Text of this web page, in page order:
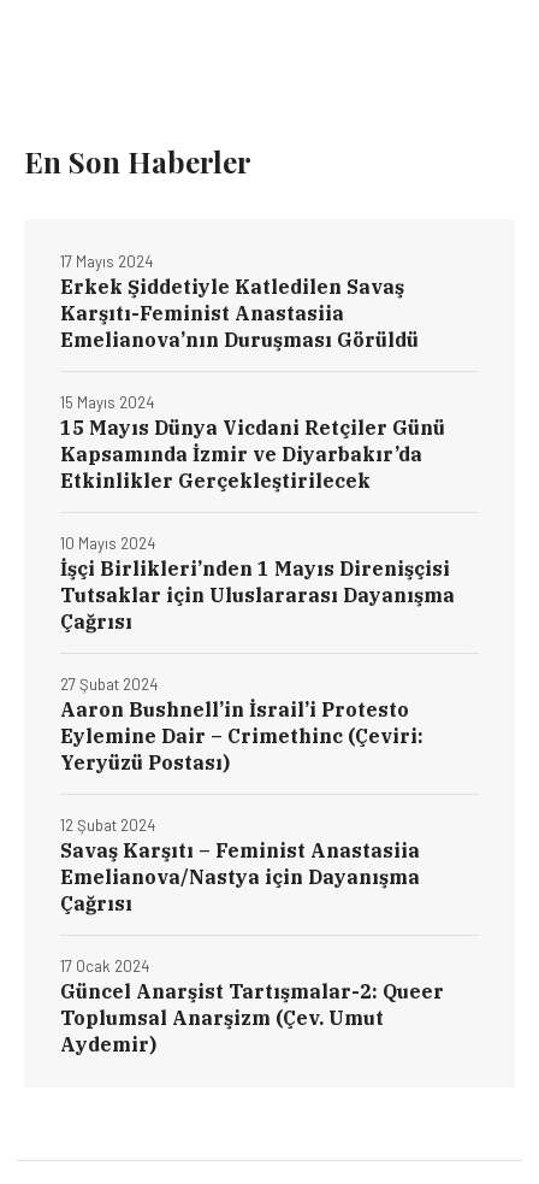
En Son Haberler
Erkek Şiddetiyle Katledilen Savaş
Karşıtı-Feminist Anastasiia
Emelianova’nın Duruşması Görüldü
17 Mayıs 2024
15 Mayıs Dünya Vicdani Retçiler Günü
Kapsamında İzmir ve Diyarbakır’da
Etkinlikler Gerçekleştirilecek
15 Mayıs 2024
İşçi Birlikleri’nden 1 Mayıs Direnişçisi
Tutsaklar için Uluslararası Dayanışma
Çağrısı
10 Mayıs 2024
Aaron Bushnell’in İsrail’i Protesto
Eylemine Dair – Crimethinc (Çeviri:
Yeryüzü Postası)
27 Şubat 2024
Savaş Karşıtı – Feminist Anastasiia
Emelianova/Nastya için Dayanışma
Çağrısı
12 Şubat 2024
Güncel Anarşist Tartışmalar-2: Queer
Toplumsal Anarşizm (Çev. Umut
Aydemir)
17 Ocak 2024